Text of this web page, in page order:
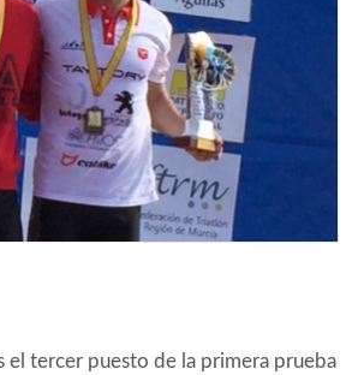
el tercer puesto de la primera prueba